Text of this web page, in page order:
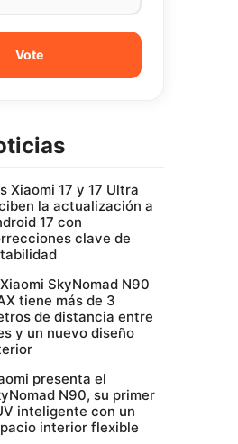
Xiaomi 17 y 17 Ultra
la actualización a
17 con
clave de
SkyNomad N90
tiene más de 3
de distancia entre
y un nuevo diseño
presenta el
N90, su primer
inteligente con un
interior flexible